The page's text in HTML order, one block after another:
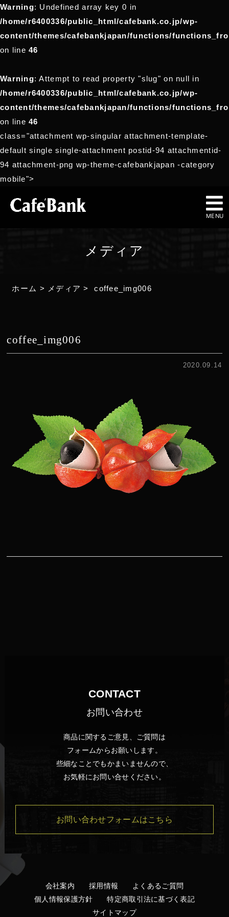
Warning: Undefined array key 0 in
/home/r6400336/public_html/cafebank.co.jp/wp-
content/themes/cafebankjapan/functions/
on line46
Warning: Attempt to read property "slug" on null in
/home/r6400336/public_html/cafebank.co.jp/wp-
content/themes/cafebankjapan/functions/
on line46
class="attachment wp-singular attachment-template-
default single single-attachment postid-94 attachmentid-
94 attachment-png wp-theme-cafebankjapan -category
mobile">
MENU
メディア
ホーム > メディア >coffee_img006
coffee_img006
2020.09.14
CONTACT
お問い合わせ
商品に関するご意見、ご質問は
フォームからお願いします。
些細なことでもかまいませんので、
お気軽にお問い合せください。
お問い合わせフォームはこちら
会社案内 採用情報
よくあるご質問
個人情報保護方針
特定商取引法に基づく表記
サイトマップ